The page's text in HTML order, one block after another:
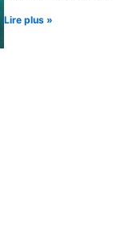
Lire plus »